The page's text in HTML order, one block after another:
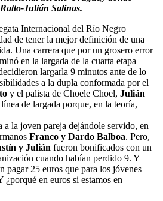
Julián Salinas.
Internacional del Río Negro
de tener la mejor definición de una
Una carrera que por un grosero error
en la largada de la cuarta etapa
largarla 9 minutos ante de lo
a la dupla conformada por el
y el palista de Choele Choel, Julián
de largada porque, en la teoría,
a la joven pareja dejándole servido, en
Franco y Dardo Balboa. Pero,
y Julián fueron bonificados con un
cuando habían perdido 9. Y
pagar 25 euros que para los jóvenes
¿porqué en euros si estamos en